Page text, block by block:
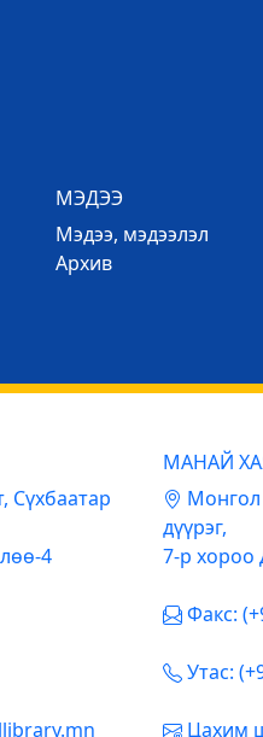
МЭДЭЭ
Mэдээ, мэдээлэл
Архив
Сүхбаатар
4
МАНАЙ
дүүрэг,
7-р хороо
Факс:
Утас:
Цахим